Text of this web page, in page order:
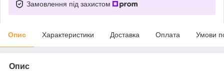
Замовлення під захистом
Опис Характеристики Доставка Оплата Умови
Опис